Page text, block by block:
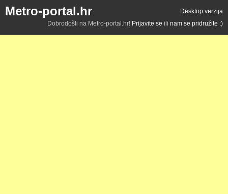
Metro-portal.hr
Desktop verzija
Dobrodošli na Metro-portal.hr! Prijavite se ili nam se pridružite :)